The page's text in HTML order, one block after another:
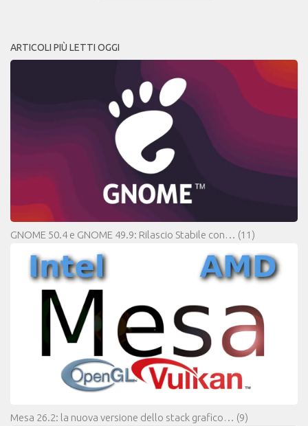
ARTICOLI PIÙ LETTI OGGI
GNOME 50.4 e GNOME 49.9: Rilascio Stabile con… (11)
Mesa 26.2: la nuova versione dello stack grafico… (9)